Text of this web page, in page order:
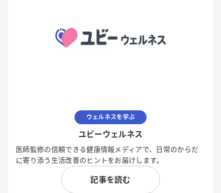
ウェルネスを学ぶ
ユビーウェルネス
医師監修の信頼できる健康情報メディアで、日常のからだ
に寄り添う生活改善のヒントをお届けします。
記事を読む